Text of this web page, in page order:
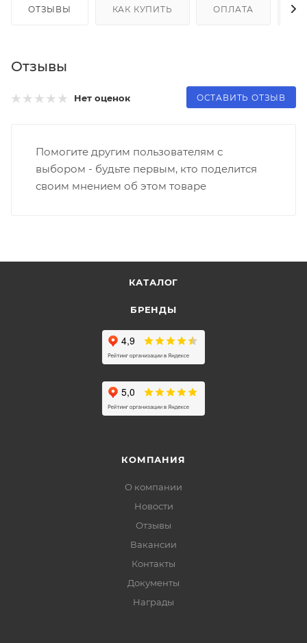
ОТЗЫВЫ КАК КУПИТЬ ОПЛАТА
Отзывы
Нет оценок ОСТАВИТЬ ОТЗЫВ
Помогите другим пользователям с
выбором - будьте первым, кто поделится
своим мнением об этом товаре
КАТАЛОГ
БРЕНДЫ
КОМПАНИЯ
О компании
Новости
Отзывы
Вакансии
Контакты
Документы
Награды